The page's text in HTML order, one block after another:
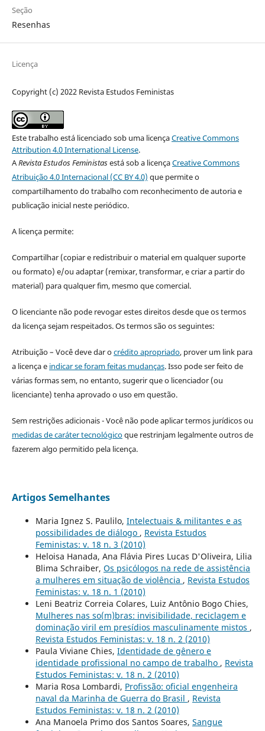
Seção
Resenhas
Licença
Copyright (c) 2022 Revista Estudos Feministas
Este trabalho está licenciado sob uma licençaCreative Commons
Attribution 4.0 International License.
ARevista Estudos Feministasestá sob a licençaCreative Commons
Atribuição 4.0 Internacional (CC BY 4.0) que permite o
compartilhamento do trabalho com reconhecimento de autoria e
publicação inicial neste periódico.
A licença permite:
Compartilhar (copiar e redistribuir o material em qualquer suporte
ou formato) e/ou adaptar (remixar, transformar, e criar a partir do
material) para qualquer fim, mesmo que comercial.
O licenciante não pode revogar estes direitos desde que os termos
da licença sejam respeitados. Os termos são os seguintes:
Atribuição – Você deve dar ocrédito apropriado, prover um link para
a licença e indicar se foram feitas mudanças. Isso pode ser feito de
várias formas sem, no entanto, sugerir que o licenciador (ou
licenciante) tenha aprovado o uso em questão.
Sem restrições adicionais - Você não pode aplicar termos jurídicos ou
medidas de caráter tecnológicoque restrinjam legalmente outros de
fazerem algo permitido pela licença.
Artigos Semelhantes
Maria Ignez S. Paulilo, Intelectuais & militantes e as
possibilidades de diálogo , Revista Estudos
Feministas: v. 18 n. 3 (2010)
Heloisa Hanada, Ana Flávia Pires Lucas D'Oliveira, Lilia
Blima Schraiber, Os psicólogos na rede de assistência
a mulheres em situação de violência , Revista Estudos
Feministas: v. 18 n. 1 (2010)
Leni Beatriz Correia Colares, Luiz Antônio Bogo Chies,
Mulheres nas so(m)bras: invisibilidade, reciclagem e
dominação viril em presídios masculinamente mistos ,
Revista Estudos Feministas: v. 18 n. 2 (2010)
Paula Viviane Chies, Identidade de gênero e
identidade profissional no campo de trabalho , Revista
Estudos Feministas: v. 18 n. 2 (2010)
Maria Rosa Lombardi, Profissão: oficial engenheira
naval da Marinha de Guerra do Brasil , Revista
Estudos Feministas: v. 18 n. 2 (2010)
Ana Manoela Primo dos Santos Soares, Sangue